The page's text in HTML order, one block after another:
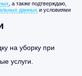
, а также подтверждаю,
данных и условиями
на уборку при
услуги.